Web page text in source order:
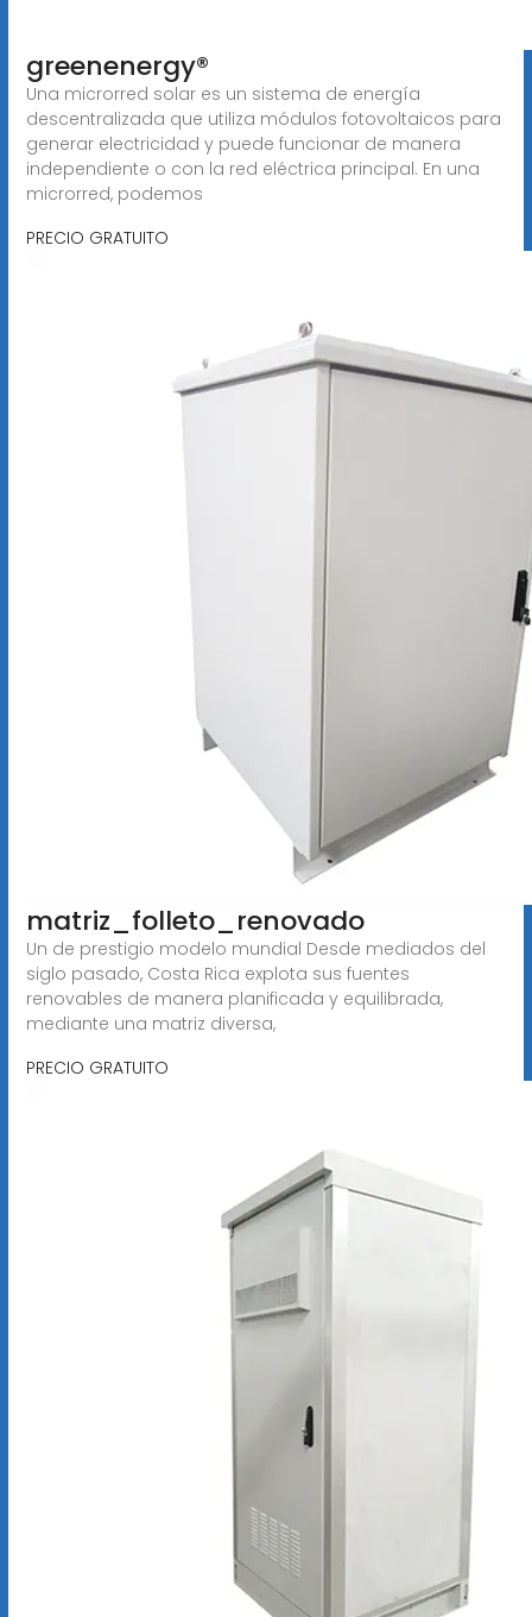
greenenergy®
Una microrred solar es un sistema de energía
descentralizada que utiliza módulos fotovoltaicos para
generar electricidad y puede funcionar de manera
independiente o con la red eléctrica principal. En una
microrred, podemos
PRECIO GRATUITO
matriz_folleto_renovado
Un de prestigio modelo mundial Desde mediados del
siglo pasado, Costa Rica explota sus fuentes
renovables de manera planificada y equilibrada,
mediante una matriz diversa,
PRECIO GRATUITO